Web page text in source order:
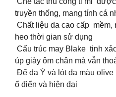
truyền thống, mang tính cá
Chất liệu da cao cấp mềm,
heo thời gian sử dụng
Cấu trúc may Blake tinh
úp giày ôm chân mà vẫn
Đế da Ý và lót da màu
ổ điển và hiện đại